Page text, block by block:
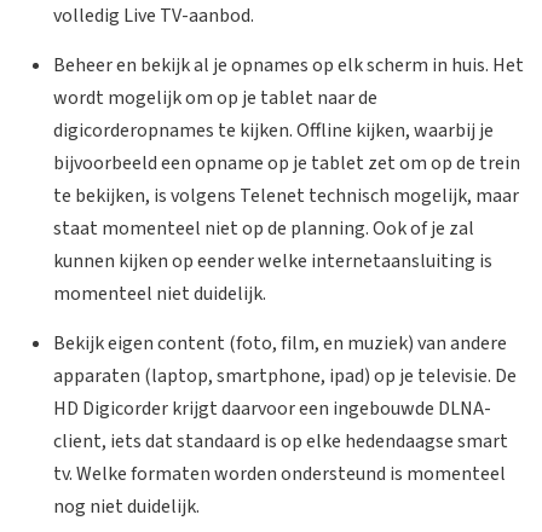
volledig Live TV-aanbod.
Beheer en bekijk al je opnames op elk scherm in huis. Het
wordt mogelijk om op je tablet naar de
digicorderopnames te kijken. Offline kijken, waarbij je
bijvoorbeeld een opname op je tablet zet om op de trein
te bekijken, is volgens Telenet technisch mogelijk, maar
staat momenteel niet op de planning. Ook of je zal
kunnen kijken op eender welke internetaansluiting is
momenteel niet duidelijk.
Bekijk eigen content (foto, film, en muziek) van andere
apparaten (laptop, smartphone, ipad) op je televisie. De
HD Digicorder krijgt daarvoor een ingebouwde DLNA-
client, iets dat standaard is op elke hedendaagse smart
tv. Welke formaten worden ondersteund is momenteel
nog niet duidelijk.